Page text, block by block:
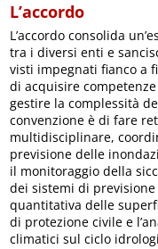
L’accordo
L’accordo consolida
tra i diversi enti e
visti impegnati fianco a
di acquisire
gestire la complessità
convenzione è di fare
multidisciplinare,
previsione delle
il monitoraggio della
dei sistemi di
quantitativa delle
di protezione civile e
climatici sul ciclo